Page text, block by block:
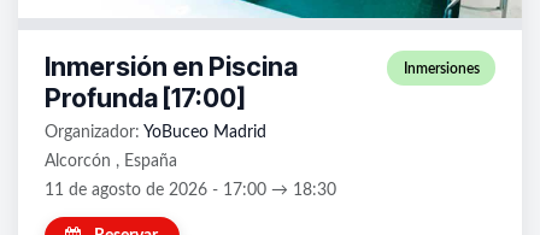
Inmersión en Piscina
Profunda [17:00]
Inmersiones
Organizador: YoBuceo Madrid
Alcorcón , España
11 de agosto de 2026 - 17:00 → 18:30